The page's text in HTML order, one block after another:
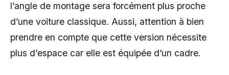
l’angle de montage sera forcément plus proche
d’une voiture classique. Aussi, attention à bien
prendre en compte que cette version nécessite
plus d’espace car elle est équipée d’un cadre.